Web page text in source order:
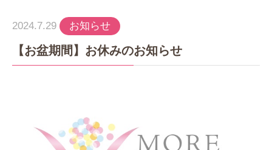
2024.7.29 お知らせ
【お盆期間】お休みのお知らせ